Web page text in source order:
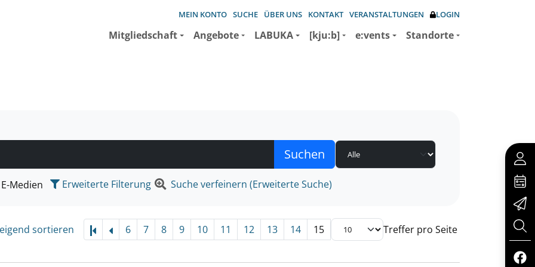
MEIN KONTO SUCHE ÜBER UNS KONTAKT VERANSTALTUNGEN LOGIN
Mitgliedschaft Angebote LABUKA [kju:b] e:vents Standorte
suchen wollen.
E-Medien Erweiterte Filterung Suche verfeinern (Erweiterte Suche)
sortieren 6 7 8 9 10 11 12 13 14 15 Treffer pro Seite